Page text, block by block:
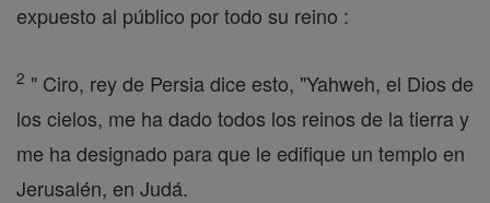
expuesto al público por todo su reino :
2 " Ciro, rey de Persia dice esto, "Yahweh, el Dios de
los cielos, me ha dado todos los reinos de la tierra y
me ha designado para que le edifique un templo en
Jerusalén, en Judá.